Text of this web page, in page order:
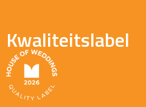
Kwaliteitslabel